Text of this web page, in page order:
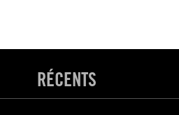
RÉCENTS